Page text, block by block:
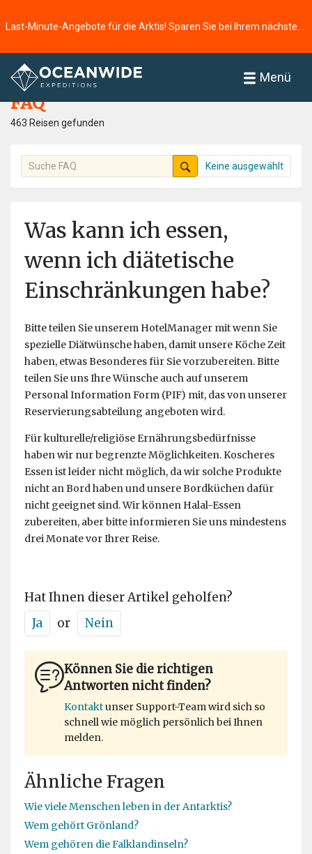
Menü
Startseite
FAQ
463 Reisen gefunden
Keine ausgewählt
Was kann ich essen,
wenn ich diätetische
Einschränkungen habe?
Bitte teilen Sie unserem HotelManager mit wenn Sie
spezielle Diätwünsche haben, damit unsere Köche Zeit
haben, etwas Besonderes für Sie vorzubereiten. Bitte
teilen Sie uns Ihre Wünsche auch auf unserem
Personal Information Form (PIF) mit, das von unserer
Reservierungsabteilung angeboten wird.
Für kulturelle/religiöse Ernährungsbedürfnisse
haben wir nur begrenzte Möglichkeiten. Koscheres
Essen ist leider nicht möglich, da wir solche Produkte
nicht an Bord haben und unsere Bordküchen dafür
nicht geeignet sind. Wir können Halal-Essen
zubereiten, aber bitte informieren Sie uns mindestens
drei Monate vor Ihrer Reise.
Hat Ihnen dieser Artikel geholfen?
Ja
or Nein
Können Sie die richtigen
Antworten nicht finden?
Kontaktunser Support-Team wird sich so
schnell wie möglich persönlich bei Ihnen
melden.
Ähnliche Fragen
Wie viele Menschen leben in der Antarktis?
Wem gehört Grönland?
Wem gehören die Falklandinseln?